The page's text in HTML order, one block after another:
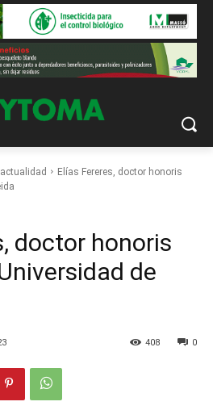
Elías Fereres, doctor honoris
doctor honoris
de
0
408